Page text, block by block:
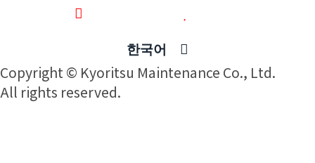
한국어
Copyright © Kyoritsu Maintenance Co., Ltd.
All rights reserved.